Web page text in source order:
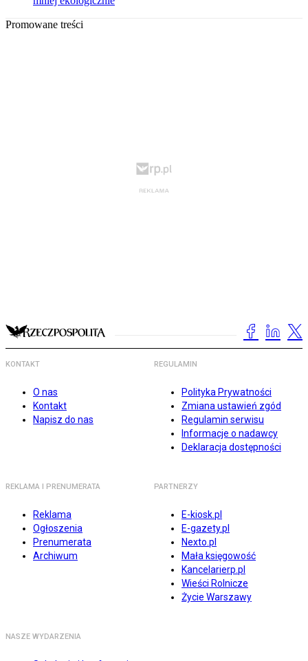
Promowane treści
KONTAKT
O nas
Kontakt
Napisz do nas
REGULAMIN
Polityka Prywatności
Zmiana ustawień zgód
Regulamin serwisu
Informacje o nadawcy
Deklaracja dostępności
REKLAMA I PRENUMERATA
Reklama
Ogłoszenia
Prenumerata
Archiwum
PARTNERZY
E-kiosk.pl
E-gazety.pl
Nexto.pl
Mała księgowość
Kancelarierp.pl
Wieści Rolnicze
Życie Warszawy
NASZE WYDARZENIA